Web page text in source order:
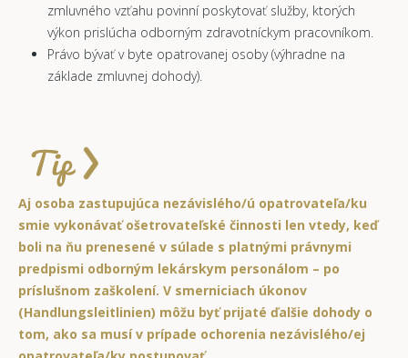
zmluvného vzťahu povinní poskytovať služby, ktorých
výkon prislúcha odborným zdravotníckym pracovníkom.
Právo bývať v byte opatrovanej osoby (výhradne na
základe zmluvnej dohody).
Aj osoba zastupujúca nezávislého/ú opatrovateľa/ku
smie vykonávať ošetrovateľské činnosti len vtedy, keď
boli na ňu prenesené v súlade s platnými právnymi
predpismi odborným lekárskym personálom – po
príslušnom zaškolení. V smerniciach úkonov
(Handlungsleitlinien) môžu byť prijaté ďalšie dohody o
tom, ako sa musí v prípade ochorenia nezávislého/ej